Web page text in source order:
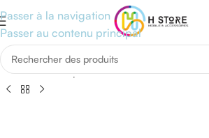
Passer à la navigation
Passer au contenu principal
Accueil/Boutique/Univers Tablettes/